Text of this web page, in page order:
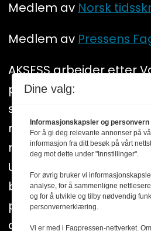
Medlem av Norsk
Medlem av Pressens
AKSESS arbeider etter
plakatens regler for
som mener seg
medieomtale,
med redaksjonen.
Utvalg (PFU) er et
behandler klager mot
presseetiske spørsmål.
om klageadgang, se:
Dine valg:
Informasjonskapsler og personvern
For å gi deg relevante annonser på
informasjon fra ditt besøk på vårt
deg mot dette under "Innstillinger".
For øvrig bruker vi
analyse, for å sammenligne
og for å utvikle og tilby nødvendig
personvernerklæring.
Vi er med i Fagpressen-nettverket.